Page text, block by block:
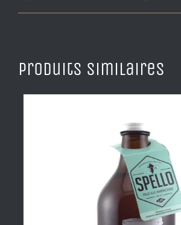
Produits similaires